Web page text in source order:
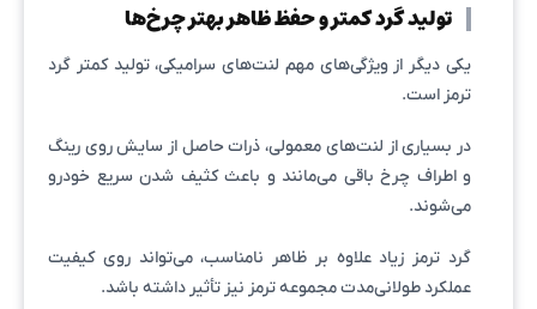
تولید گرد کمتر و حفظ ظاهر بهتر چرخ‌ها
یکی دیگر از ویژگی‌های مهم لنت‌های سرامیکی، تولید کمتر گرد
ترمز است.
در بسیاری از لنت‌های معمولی، ذرات حاصل از سایش روی رینگ
و اطراف چرخ باقی می‌مانند و باعث کثیف شدن سریع خودرو
می‌شوند.
گرد ترمز زیاد علاوه بر ظاهر نامناسب، می‌تواند روی کیفیت
عملکرد طولانی‌مدت مجموعه ترمز نیز تأثیر داشته باشد.